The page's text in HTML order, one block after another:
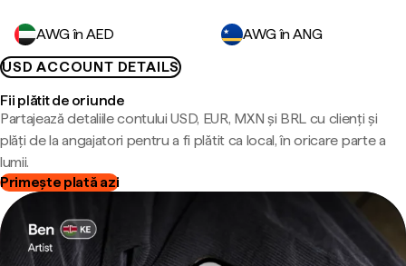
AWG în AED
AWG în ANG
USD ACCOUNT DETAILS
Fii plătit de oriunde
Partajează detaliile contului USD, EUR, MXN și BRL cu clienți și
plăți de la angajatori pentru a fi plătit ca local, în oricare parte a
lumii.
Primește plată azi